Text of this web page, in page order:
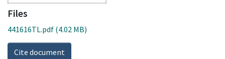
Files
441616TL.pdf (4.02 MB)
Cite document